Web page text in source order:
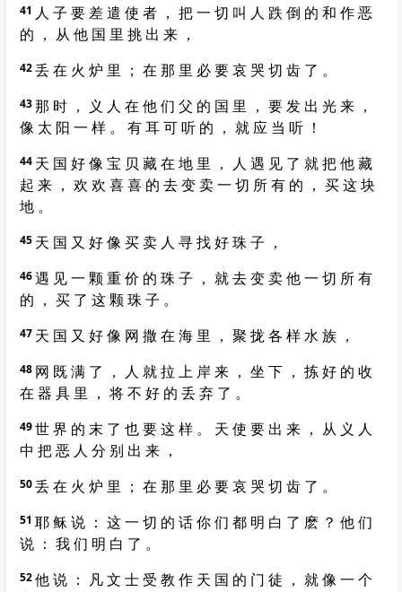
41 人 子 要 差 遣 使 者 ， 把 一 切 叫 人 跌 倒 的 和 作 恶
的 ， 从 他 国 里 挑 出 来 ，
42丢 在 火 炉 里 ； 在 那 里 必 要 哀 哭 切 齿 了 。
43那 时 ， 义 人 在 他 们 父 的 国 里 ， 要 发 出 光 来 ，
像 太 阳 一 样 。 有 耳 可 听 的 ， 就 应 当 听 ！
44 天 国 好 像 宝 贝 藏 在 地 里 ， 人 遇 见 了 就 把 他 藏
起 来 ， 欢 欢 喜 喜 的 去 变 卖 一 切 所 有 的 ， 买 这 块
地 。
45 天 国 又 好 像 买 卖 人 寻 找 好 珠 子 ，
46遇 见 一 颗 重 价 的 珠 子 ， 就 去 变 卖 他 一 切 所 有
的 ， 买 了 这 颗 珠 子 。
47 天 国 又 好 像 网 撒 在 海 里 ， 聚 拢 各 样 水 族 ，
48 网 既 满 了 ， 人 就 拉 上 岸 来 ， 坐 下 ， 拣 好 的 收
在 器 具 里 ， 将 不 好 的 丢 弃 了 。
49世 界 的 末 了 也 要 这 样 。 天 使 要 出 来 ， 从 义 人
中 把 恶 人 分 别 出 来 ，
50丢 在 火 炉 里 ； 在 那 里 必 要 哀 哭 切 齿 了 。
51 耶 稣 说 ： 这 一 切 的 话 你 们 都 明 白 了 麽 ？ 他 们
说 ： 我 们 明 白 了 。
52他 说 ： 凡 文 士 受 教 作 天 国 的 门 徒 ， 就 像 一 个